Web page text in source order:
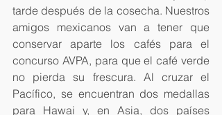
tarde después de la cosecha. Nuestros
amigos mexicanos van a tener que
conservar aparte los cafés para el
concurso AVPA, para que el café verde
no pierda su frescura. Al cruzar el
Pacífico, se encuentran dos medallas
para Hawai y, en Asia, dos países